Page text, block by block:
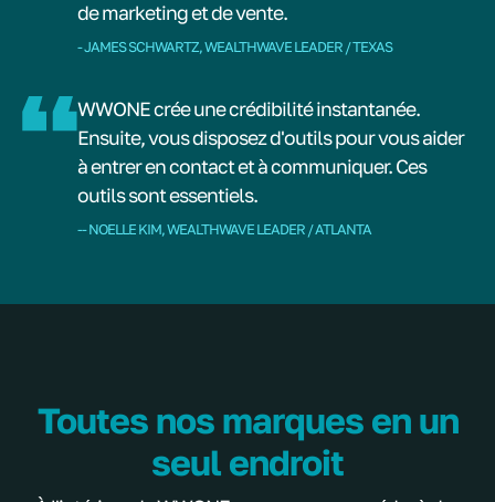
de marketing et de vente.
- JAMES SCHWARTZ, WEALTHWAVE LEADER / TEXAS
WWONE crée une crédibilité instantanée.
Ensuite, vous disposez d'outils pour vous aider
à entrer en contact et à communiquer. Ces
outils sont essentiels.
-- NOELLE KIM, WEALTHWAVE LEADER / ATLANTA
Toutes nos marques en un
seul endroit